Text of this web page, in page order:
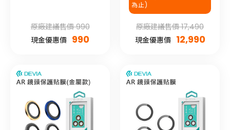
原廠建議售價 990
現金優惠價 990
為止)
原廠建議售價 17,490
現金優惠價 12,990